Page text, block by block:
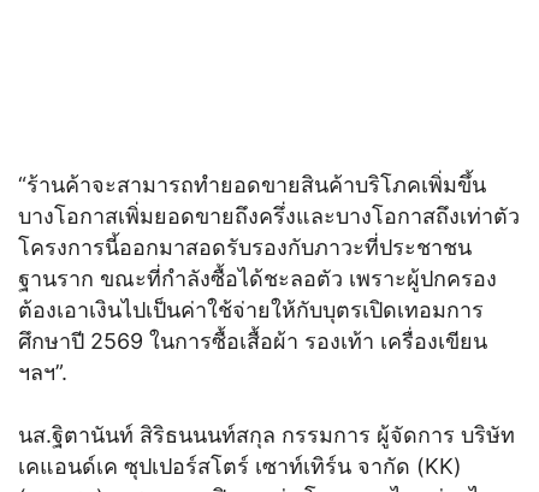
“ร้านค้าจะสามารถทำยอดขายสินค้าบริโภคเพิ่มขึ้น
บางโอกาสเพิ่มยอดขายถึงครึ่งและบางโอกาสถึงเท่าตัว
โครงการนี้ออกมาสอดรับรองกับภาวะที่ประชาชน
ฐานราก ขณะที่กำลังซื้อได้ชะลอตัว เพราะผู้ปกครอง
ต้องเอาเงินไปเป็นค่าใช้จ่ายให้กับบุตรเปิดเทอมการ
ศึกษาปี 2569 ในการซื้อเสื้อผ้า รองเท้า เครื่องเขียน
ฯลฯ”.
นส.ฐิตานันท์ สิริธนนนท์สกุล กรรมการ ผู้จัดการ บริษัท
เคแอนด์เค ซุปเปอร์สโตร์ เซาท์เทิร์น จากัด (KK)